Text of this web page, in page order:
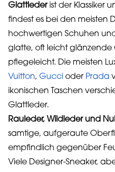
Glattlederist der Klassiker
findest es bei den meisten
hochwertigen Schuhen
glatte, oft leicht
pflegeleicht. Die meisten
Vuitton, Gucci oder Prada
ikonischen Taschen
Glattleder.
Rauleder, Wildleder und
samtige, aufgeraute
empfindlich gegenüber
Viele Designer-Sneaker,